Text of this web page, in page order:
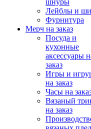
шнуры
Лейблы и
Фурнитура
Мерч на заказ
Посуда и
кухонные
аксессуары
заказ
Игры и
на заказ
Часы на
Вязаный
на заказ